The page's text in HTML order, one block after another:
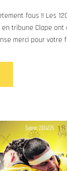
fous !! Les
tribune Clape ont
merci pour votre